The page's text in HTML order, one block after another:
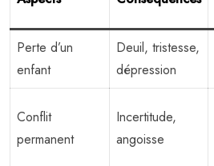
Perte d’un
enfant
Deuil, tristesse,
dépression
Conflit
permanent
Incertitude,
angoisse